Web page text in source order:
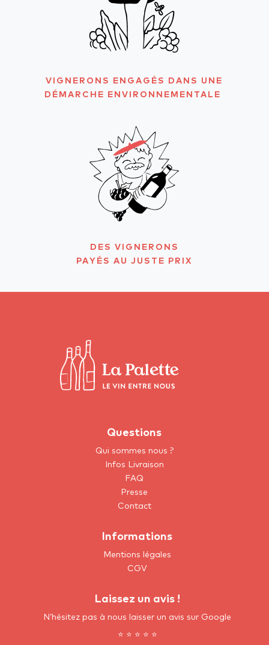
VIGNERONS ENGAGÉS DANS UNE
DÉMARCHE ENVIRONNEMENTALE
DES VIGNERONS
PAYÉS AU JUSTE PRIX
Questions
Qui sommes nous ?
Infos Livraison
FAQ
Presse
Contact
Informations
Mentions légales
CGV
Laissez un avis !
N’hésitez pas à nous laisser un avis sur Google
⭐ ⭐ ⭐ ⭐ ⭐